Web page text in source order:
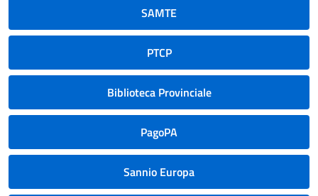
SAMTE
PTCP
Biblioteca Provinciale
PagoPA
Sannio Europa